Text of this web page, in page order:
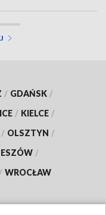
/ GDAŃSK /
/ KIELCE /
/ OLSZTYN /
/
/ WROCŁAW